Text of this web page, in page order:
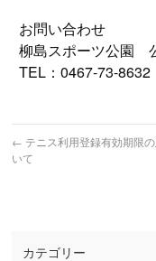
お問い合わせ
柳島スポーツ公園
TEL：0467-73-8632
← テニス利用登録有効期限
いて
カテゴリー